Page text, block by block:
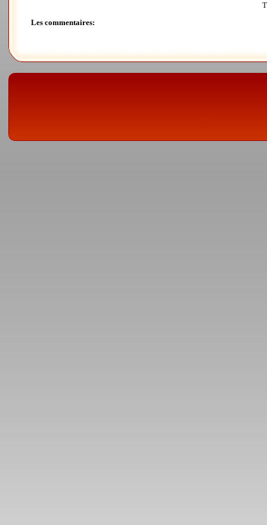
Les commentaires: